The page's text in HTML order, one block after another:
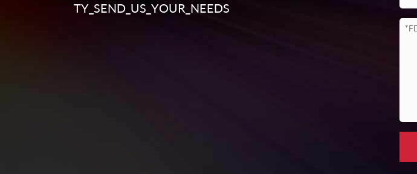
TY_SEND_US_YOUR_NEEDS